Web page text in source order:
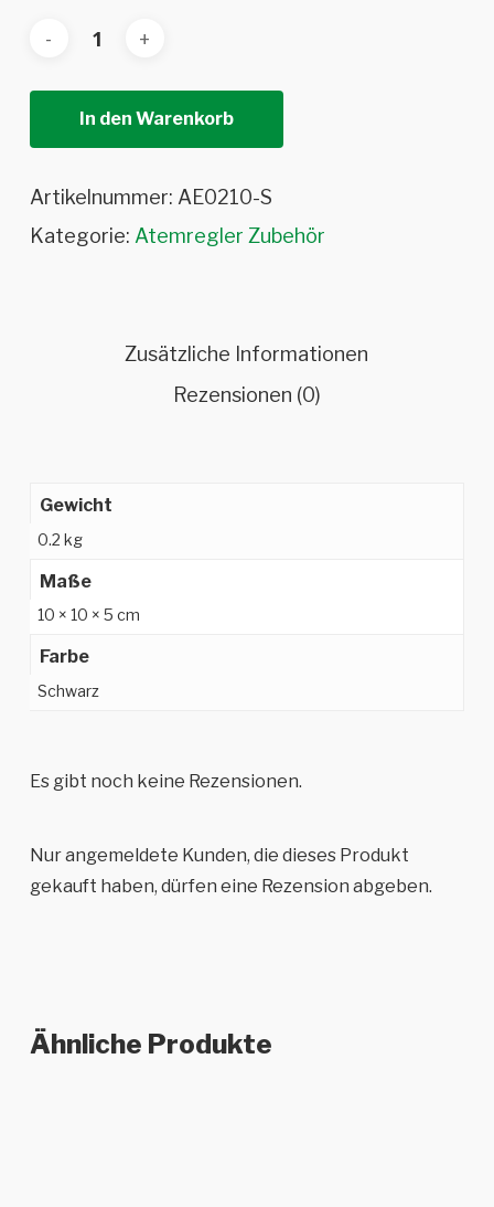
In den Warenkorb
Artikelnummer: AE0210-S
Kategorie: Atemregler Zubehör
Zusätzliche Informationen
Rezensionen (0)
Gewicht
0.2 kg
Maße
10 × 10 × 5 cm
Farbe
Schwarz
Es gibt noch keine Rezensionen.
Nur angemeldete Kunden, die dieses Produkt
gekauft haben, dürfen eine Rezension abgeben.
Ähnliche Produkte